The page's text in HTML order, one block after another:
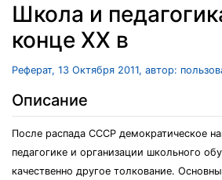
Школа и
конце XX в
Реферат, 13 Октября 2011, автор:
Описание
После распада СССР демократическое
педагогике и организации школьного
качественно другое толкование.